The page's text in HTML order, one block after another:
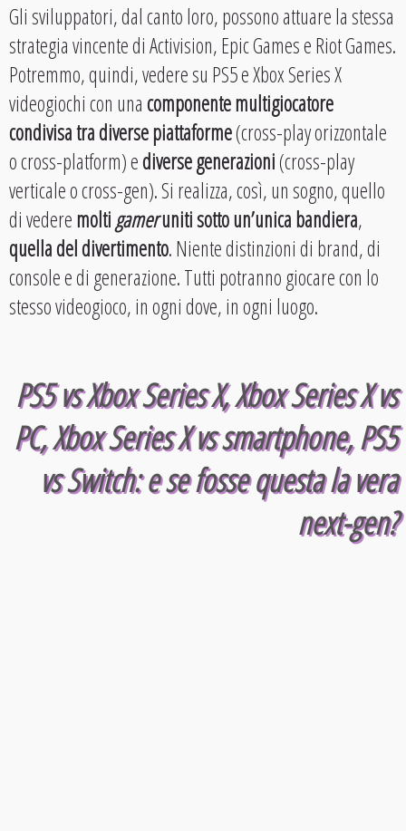
Gli sviluppatori, dal canto loro, possono attuare la stessa
strategia vincente di Activision, Epic Games e Riot Games.
Potremmo, quindi, vedere su PS5 e Xbox Series X
videogiochi con unacomponente multigiocatore
condivisa tra diverse piattaforme(cross-play orizzontale
o cross-platform) ediverse generazioni(cross-play
verticale o cross-gen). Si realizza, così, un sogno, quello
di vederemoltigameruniti sotto un’unica bandiera,
quella del divertimento. Niente distinzioni di brand, di
console e di generazione. Tutti potranno giocare con lo
stesso videogioco, in ogni dove, in ogni luogo.
PS5 vs Xbox Series X, Xbox Series X vs
PC, Xbox Series X vs smartphone, PS5
vs Switch: e se fosse questa la vera
next-gen?